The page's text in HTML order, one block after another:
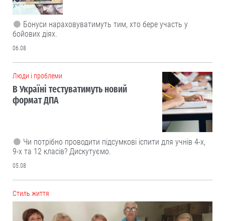
Бонуси нараховуватимуть тим, хто бере участь у
бойових діях.
06.08
Люди і проблеми
В Україні тестуватимуть новий
формат ДПА
Чи потрібно проводити підсумкові іспити для учнів 4-х,
9-х та 12 класів? Дискутуємо.
05.08
Cтиль життя